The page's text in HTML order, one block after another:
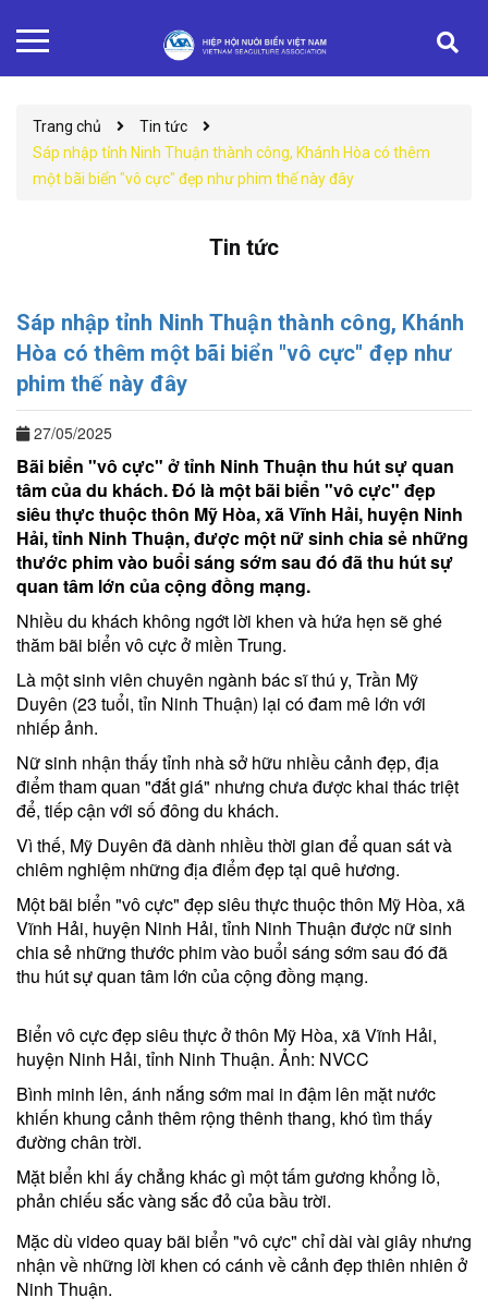
Trang chủ
Tin tức
Sáp nhập tỉnh Ninh Thuận thành công, Khánh Hòa có thêm
một bãi biển "vô cực" đẹp như phim thế này đây
Tin tức
Sáp nhập tỉnh Ninh Thuận thành công, Khánh
Hòa có thêm một bãi biển "vô cực" đẹp như
phim thế này đây
27/05/2025
Bãi biển "vô cực" ở tỉnh Ninh Thuận thu hút sự quan
tâm của du khách. Đó là một bãi biển "vô cực" đẹp
siêu thực thuộc thôn Mỹ Hòa, xã Vĩnh Hải, huyện Ninh
Hải, tỉnh Ninh Thuận, được một nữ sinh chia sẻ những
thước phim vào buổi sáng sớm sau đó đã thu hút sự
quan tâm lớn của cộng đồng mạng.
Nhiều du khách không ngớt lời khen và hứa hẹn sẽ ghé
thăm bãi biển vô cực ở miền Trung.
Là một sinh viên chuyên ngành bác sĩ thú y, Trần Mỹ
Duyên (23 tuổi, tỉn Ninh Thuận) lại có đam mê lớn với
nhiếp ảnh.
Nữ sinh nhận thấy tỉnh nhà sở hữu nhiều cảnh đẹp, địa
điểm tham quan "đắt giá" nhưng chưa được khai thác triệt
để, tiếp cận với số đông du khách.
Vì thế, Mỹ Duyên đã dành nhiều thời gian để quan sát và
chiêm nghiệm những địa điểm đẹp tại quê hương.
Một bãi biển "vô cực" đẹp siêu thực thuộc thôn Mỹ Hòa, xã
Vĩnh Hải, huyện Ninh Hải, tỉnh Ninh Thuận được nữ sinh
chia sẻ những thước phim vào buổi sáng sớm sau đó đã
thu hút sự quan tâm lớn của cộng đồng mạng.
Biển vô cực đẹp siêu thực ở thôn Mỹ Hòa, xã Vĩnh Hải,
huyện Ninh Hải, tỉnh Ninh Thuận. Ảnh: NVCC
Bình minh lên, ánh nắng sớm mai in đậm lên mặt nước
khiến khung cảnh thêm rộng thênh thang, khó tìm thấy
đường chân trời.
Mặt biển khi ấy chẳng khác gì một tấm gương khổng lồ,
phản chiếu sắc vàng sắc đỏ của bầu trời.
Mặc dù video quay bãi biển "vô cực" chỉ dài vài giây nhưng
nhận về những lời khen có cánh về cảnh đẹp thiên nhiên ở
Ninh Thuận.